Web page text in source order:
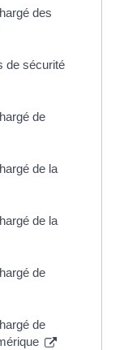
des
de sécurité
de
de la
de la
de
de